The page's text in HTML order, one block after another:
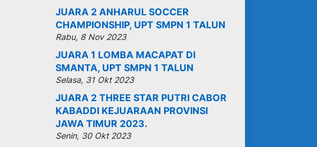
JUARA 2 ANHARUL SOCCER
CHAMPIONSHIP, UPT SMPN 1 TALUN
Rabu, 8 Nov 2023
JUARA 1 LOMBA MACAPAT DI
SMANTA, UPT SMPN 1 TALUN
Selasa, 31 Okt 2023
JUARA 2 THREE STAR PUTRI CABOR
KABADDI KEJUARAAN PROVINSI
JAWA TIMUR 2023.
Senin, 30 Okt 2023